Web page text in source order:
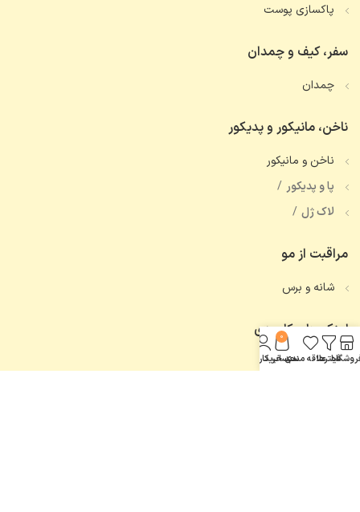
پاکسازی پوست
سفر، کیف و چمدان
چمدان
ناخن، مانیکور و پدیکور
ناخن و مانیکور
پا و پدیکور
لاک ژل
مراقبت از مو
شانه و برس
لینک های کاربردی
تماس با ما
فیلترهاعلاقه مندی
0
سبد خرید
حساب کاربری من